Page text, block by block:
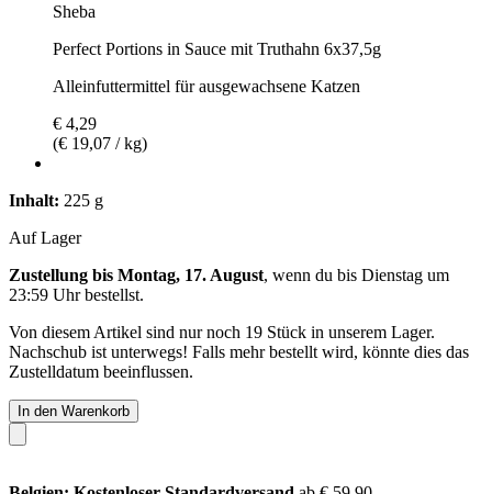
Sheba
Perfect Portions in Sauce mit Truthahn 6x37,5g
Alleinfuttermittel für ausgewachsene Katzen
€ 4,29
(€ 19,07 / kg)
Inhalt: 225 g
Auf Lager
Zustellung bis Montag, 17. August, wenn du bis Dienstag um
23:59 Uhrbestellst.
Von diesem Artikel sind nur noch 19 Stück in unserem Lager.
Nachschub ist unterwegs! Falls mehr bestellt wird, könnte dies das
Zustelldatum beeinflussen.
In den Warenkorb